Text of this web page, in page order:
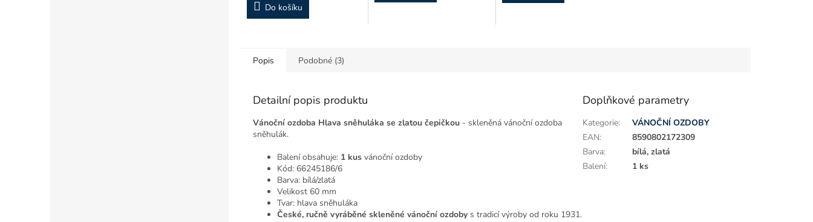
Do košíku
Popis Podobné (3)
Detailní popis produktu
Vánoční ozdoba Hlava sněhuláka se zlatou čepičkou - skleněná vánoční ozdoba
sněhulák.
Balení obsahuje: 1 kus vánoční ozdoby
Kód: 66245186/6
Barva: bílá/zlatá
Velikost 60 mm
Tvar: hlava sněhuláka
České, ručně vyráběné skleněné vánoční ozdoby s tradicí výroby od roku 1931.
Doplňkové parametry
Kategorie:
VÁNOČNÍ OZDOBY
EAN:
8590802172309
Barva:
bílá, zlatá
Balení: 1 ks